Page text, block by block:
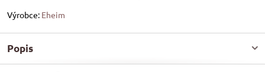
Výrobce: Eheim
Popis